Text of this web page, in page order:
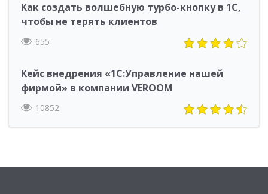
Как создать волшебную турбо-кнопку в 1С,
чтобы не терять клиентов
655
Кейс внедрения «1С:Управление нашей
фирмой» в компании VEROOM
10852